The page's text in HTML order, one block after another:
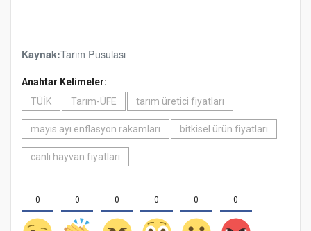
Kaynak:Tarım Pusulası
Anahtar Kelimeler:
TÜİK
Tarım-ÜFE tarım üretici fiyatları
mayıs ayı enflasyon rakamları bitkisel ürün fiyatları
canlı hayvan fiyatları
0 0 0 0 0 0